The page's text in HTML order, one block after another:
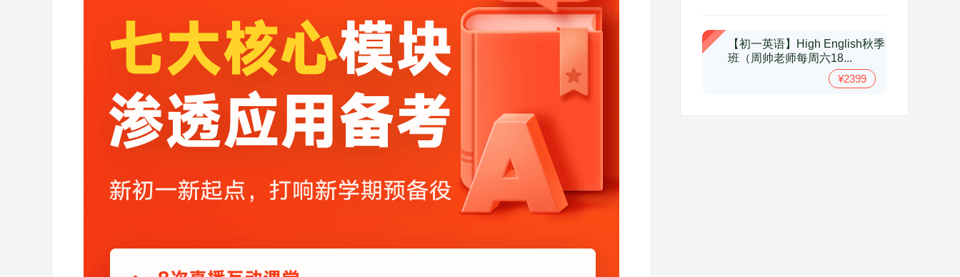
【初一英语】High English秋季
班（周帅老师每周六18...
¥2399